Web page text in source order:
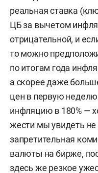
реальная ставка
ЦБ за вычетом
отрицательной, и
то можно
по итогам года
а скорее даже
цен в первую
инфляцию в 180% —
жести мы увидеть
запретительная
валюты на бирже,
здесь же резкое